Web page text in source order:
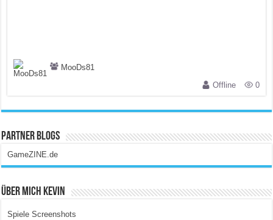
MooDs81
Offline
0
Partner Blogs
GameZINE.de
Über Mich Kevin
Spiele Screenshots